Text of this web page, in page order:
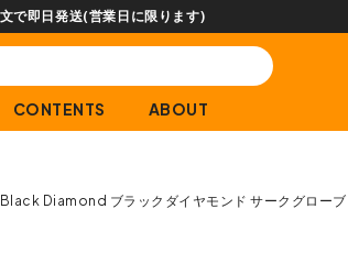
CONTENTS ABOUT
Black Diamond ブラックダイヤモンド サークグローブ